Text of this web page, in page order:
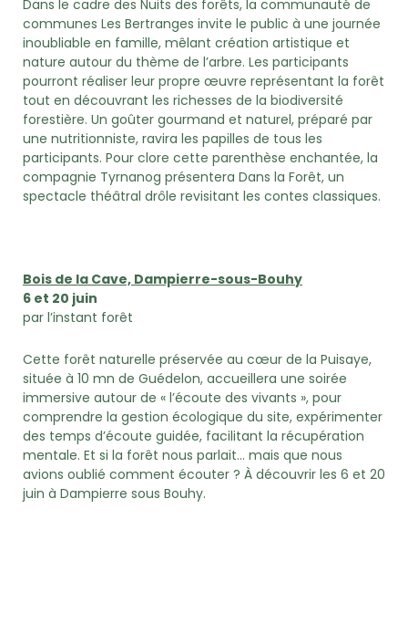
Dans le cadre des Nuits des forêts, la communauté de
communes Les Bertranges invite le public à une journée
inoubliable en famille, mêlant création artistique et
nature autour du thème de l’arbre. Les participants
pourront réaliser leur propre œuvre représentant la forêt
tout en découvrant les richesses de la biodiversité
forestière. Un goûter gourmand et naturel, préparé par
une nutritionniste, ravira les papilles de tous les
participants. Pour clore cette parenthèse enchantée, la
compagnie Tyrnanog présentera Dans la Forêt, un
spectacle théâtral drôle revisitant les contes classiques.
Bois de la Cave, Dampierre-sous-Bouhy
6 et 20 juin
par l’instant forêt
Cette forêt naturelle préservée au cœur de la Puisaye,
située à 10 mn de Guédelon, accueillera une soirée
immersive autour de « l’écoute des vivants », pour
comprendre la gestion écologique du site, expérimenter
des temps d’écoute guidée, facilitant la récupération
mentale. Et si la forêt nous parlait… mais que nous
avions oublié comment écouter ? À découvrir les 6 et 20
juin à Dampierre sous Bouhy.